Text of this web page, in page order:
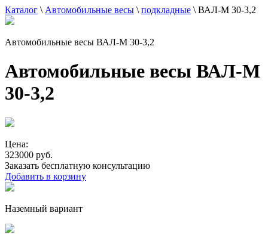
Каталог \ Автомобильные весы \ подкладные \ ВАЛ-М 30-3,2
Автомобильные весы ВАЛ-М 30-3,2
Автомобильные весы ВАЛ-М
30-3,2
Цена:
323000 руб.
Заказать бесплатную консультацию
Добавить в корзину
Наземный вариант